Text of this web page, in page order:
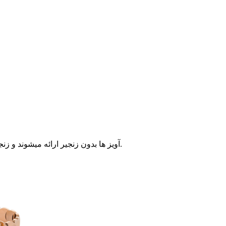
آویز ها بدون زنجیر ارائه میشوند و زنجیر طلا به صورت جداگانه از قیمت زنجیرهای وبسایت قابل انتخاب است. ابعاد تقریبی: طول آویز 5 سانتیمتر و عرض آن 1.7 سانتیمتر میباشد.